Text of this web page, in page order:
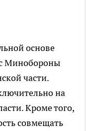
основе
Минобороны
части.
на
Кроме того,
совмещать